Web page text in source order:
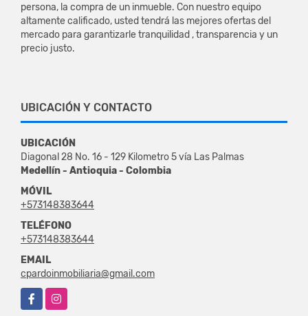
persona, la compra de un inmueble. Con nuestro equipo
altamente calificado, usted tendrá las mejores ofertas del
mercado para garantizarle tranquilidad , transparencia y un
precio justo.
UBICACIÓN Y CONTACTO
UBICACIÓN
Diagonal 28 No. 16 - 129 Kilometro 5 vía Las Palmas
Medellín - Antioquia - Colombia
MÓVIL
+573148383644
TELÉFONO
+573148383644
EMAIL
cpardoinmobiliaria@gmail.com
FacebookInstagram